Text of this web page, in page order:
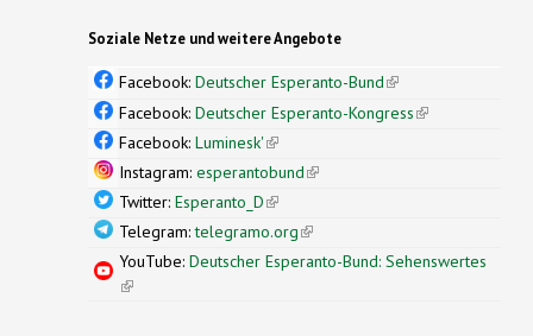
Soziale Netze und weitere Angebote
Facebook: Deutscher Esperanto-Bund(link is
external)
Facebook: Deutscher Esperanto-Kongress(link is
Facebook: Luminesk'(link is external)
Instagram: esperantobund(link is external)
Twitter: Esperanto_D(link is external)
Telegram:telegramo.org(link is external)
YouTube: Deutscher Esperanto-Bund: Sehenswertes
(link is external)